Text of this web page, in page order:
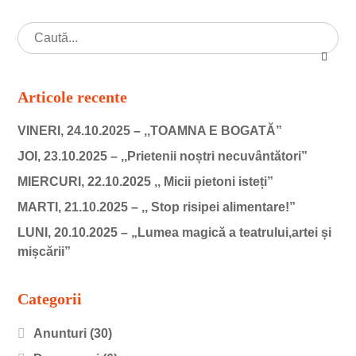
Articole recente
VINERI, 24.10.2025 – ,,TOAMNA E BOGATĂ”
JOI, 23.10.2025 – ,,Prietenii noștri necuvântători”
MIERCURI, 22.10.2025 ,, Micii pietoni isteți”
MARTI, 21.10.2025 – ,, Stop risipei alimentare!”
LUNI, 20.10.2025 – „Lumea magică a teatrului,artei și
mișcării”
Categorii
Anunturi (30)